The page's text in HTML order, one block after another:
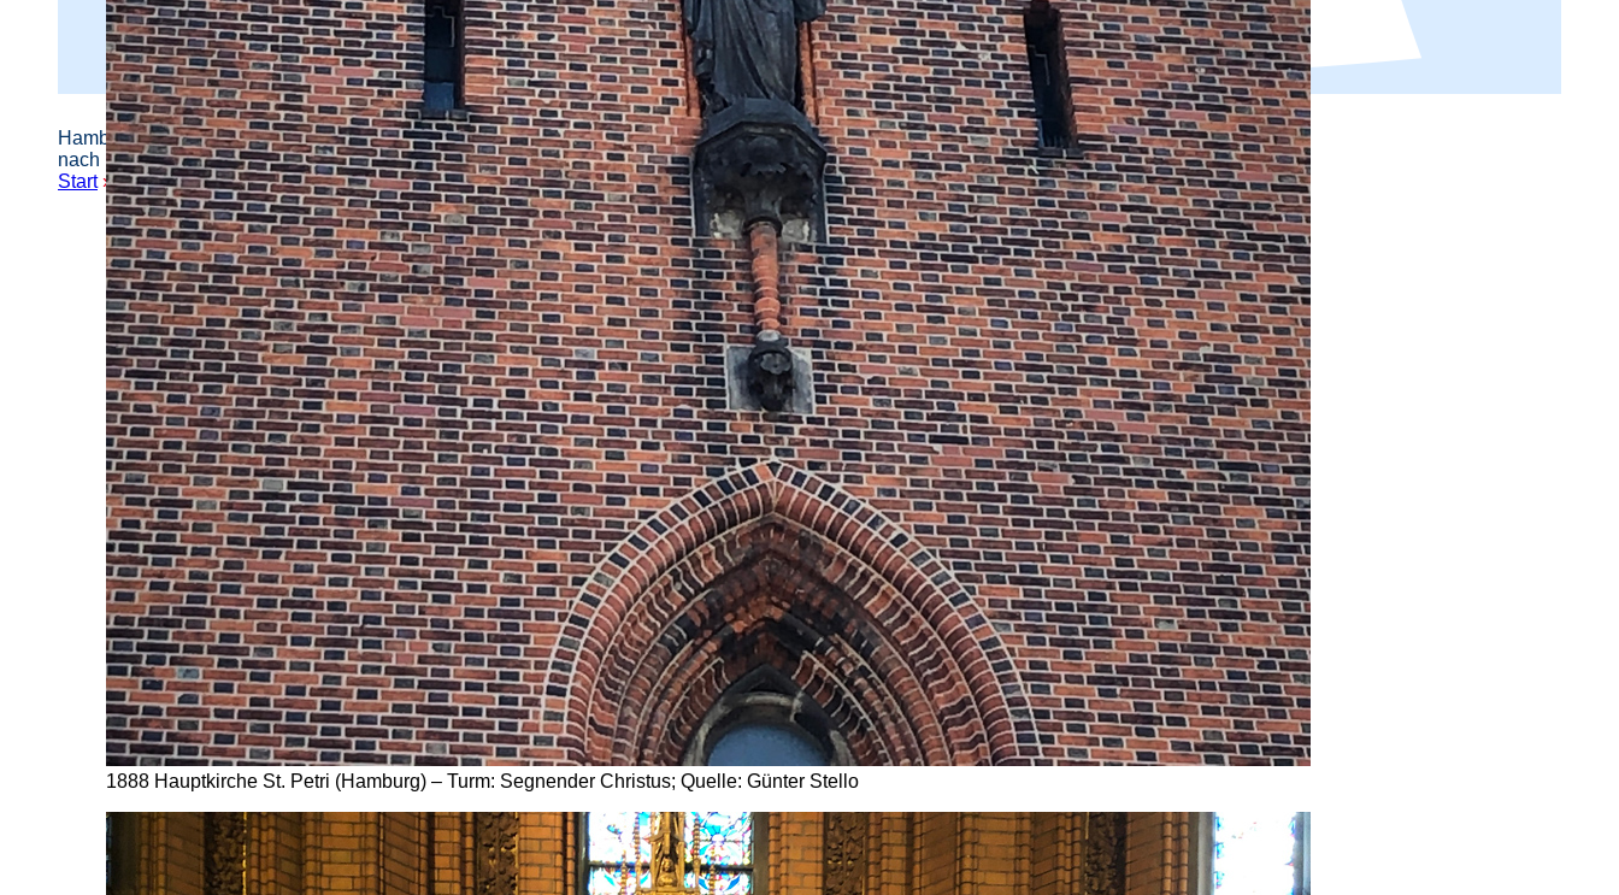
Hamburger Straßennamen -
nach Personen benannt
Start»Erweiterte Suche» Fritz-Neubers-Weg
1888 Hauptkirche St. Petri (Hamburg) – Turm: Segnender Christus; Quelle: Günter Stello